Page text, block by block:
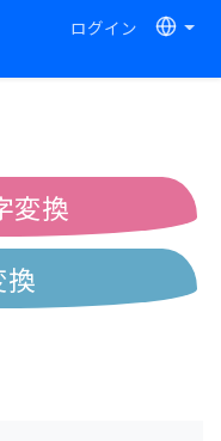
ログイン
変換
換